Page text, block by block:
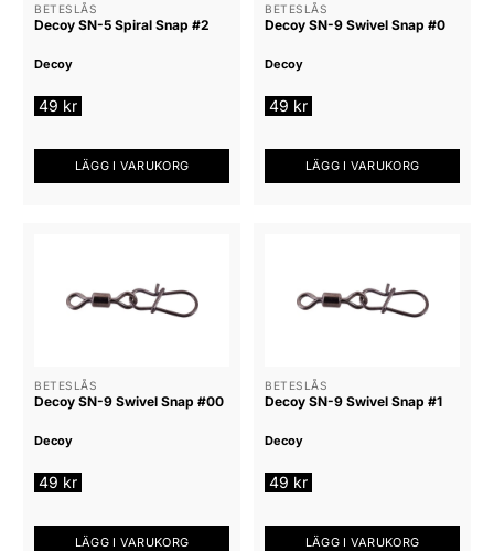
BETESLÅS
Decoy SN-5 Spiral Snap #2
Decoy
49 kr
LÄGG I VARUKORG
BETESLÅS
Decoy SN-9 Swivel Snap #0
Decoy
49 kr
LÄGG I VARUKORG
BETESLÅS
Decoy SN-9 Swivel Snap #00
Decoy
49 kr
LÄGG I VARUKORG
BETESLÅS
Decoy SN-9 Swivel Snap #1
Decoy
49 kr
LÄGG I VARUKORG